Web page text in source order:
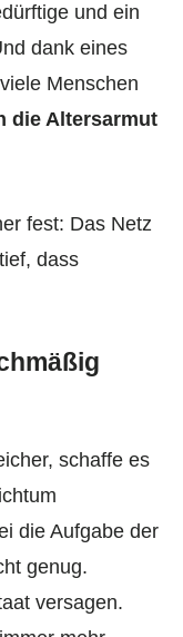
und ein
dank eines
Menschen
die Altersarmut
fest: Das Netz
dass
schaffe es
die Aufgabe der
genug.
versagen.